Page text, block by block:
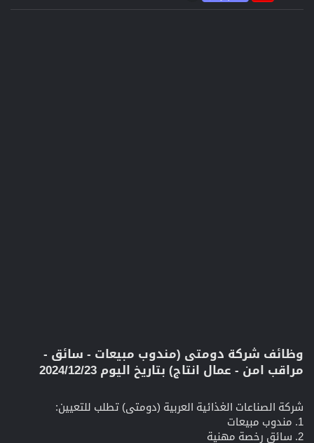
وظائف شركة دومتى (مندوب مبيعات - سائق -
مراقب امن - عمال انتاج) بتاريخ اليوم 2024/12/23​
شركة الصناعات الغذائية العربية (دومتى) تطلب للتعيين:
1. مندوب مبيعات
2. سائق رخصة مهنية